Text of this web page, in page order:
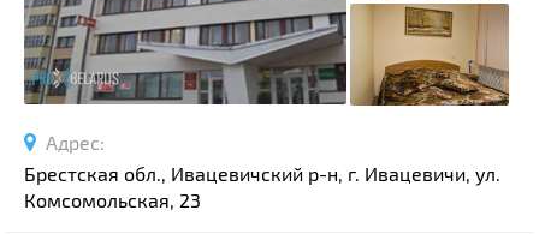
Адрес:
Брестская обл., Ивацевичский р-н, г. Ивацевичи, ул.
Комсомольская, 23